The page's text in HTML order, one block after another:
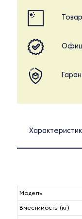
Модель
Вместимость (кг)